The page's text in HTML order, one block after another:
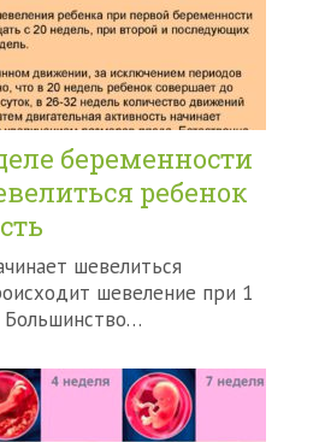
беременности
ребенок
шевелиться
шевеление при 1